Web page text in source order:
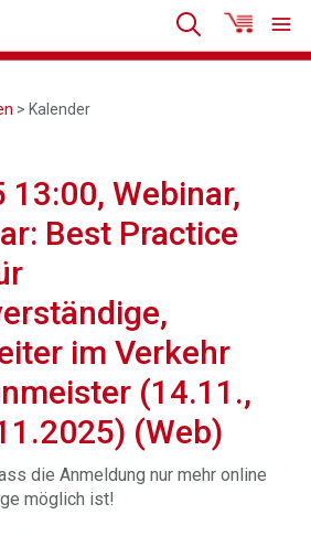
> Kalender
13:00, Webinar,
Best Practice
im Verkehr
(14.11.,
(Web)
die Anmeldung nur mehr online
möglich ist!